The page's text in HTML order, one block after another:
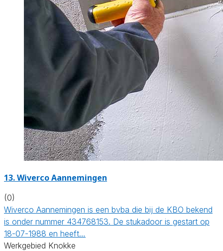
13. Wiverco Aannemingen
(0)
Wiverco Aannemingen is een bvba die bij de KBO bekend
is onder nummer 434768153. De stukadoor is gestart op
18-07-1988 en heeft…
Werkgebied Knokke